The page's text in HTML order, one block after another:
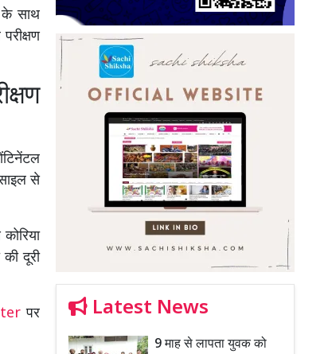
के साथ
से
दूरी
पर
Latest News
9 माह से लापता युवक को